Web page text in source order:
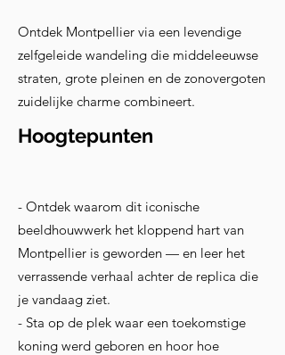
Ontdek Montpellier via een levendige
zelfgeleide wandeling die middeleeuwse
straten, grote pleinen en de zonovergoten
zuidelijke charme combineert.
Hoogtepunten
- Ontdek waarom dit iconische
beeldhouwwerk het kloppend hart van
Montpellier is geworden — en leer het
verrassende verhaal achter de replica die
je vandaag ziet.
- Sta op de plek waar een toekomstige
koning werd geboren en hoor hoe